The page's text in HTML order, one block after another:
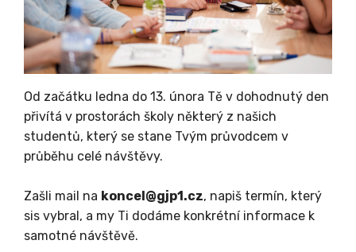
Od začátku ledna do 13. února Tě v dohodnutý den
přivítá v prostorách školy některý z našich
studentů, který se stane Tvým průvodcem v
průběhu celé návštěvy.
Zašli mail na koncel@gjp1.cz, napiš termín, který
sis vybral, a my Ti dodáme konkrétní informace k
samotné návštěvě.